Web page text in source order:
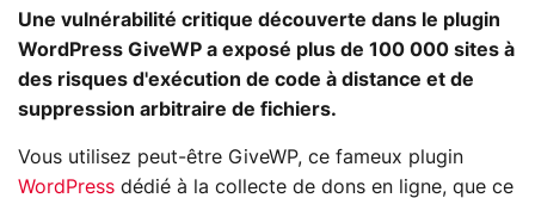
Une vulnérabilité critique découverte dans le plugin
WordPress GiveWP a exposé plus de 100 000 sites à
des risques d'exécution de code à distance et de
suppression arbitraire de fichiers.
Vous utilisez peut-être GiveWP, ce fameux plugin
WordPress dédié à la collecte de dons en ligne, que ce